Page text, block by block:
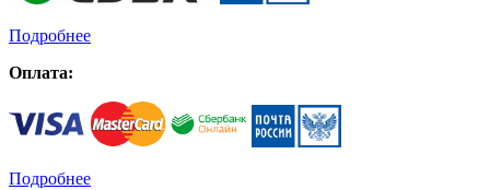
Подробнее
Оплата:
Подробнее